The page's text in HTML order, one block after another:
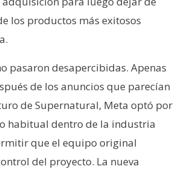
los productos más exitosos
pasaron desapercibidas. Apenas
de los anuncios que parecían
de Supernatural, Meta optó por
habitual dentro de la industria
que el equipo original
del proyecto. La nueva